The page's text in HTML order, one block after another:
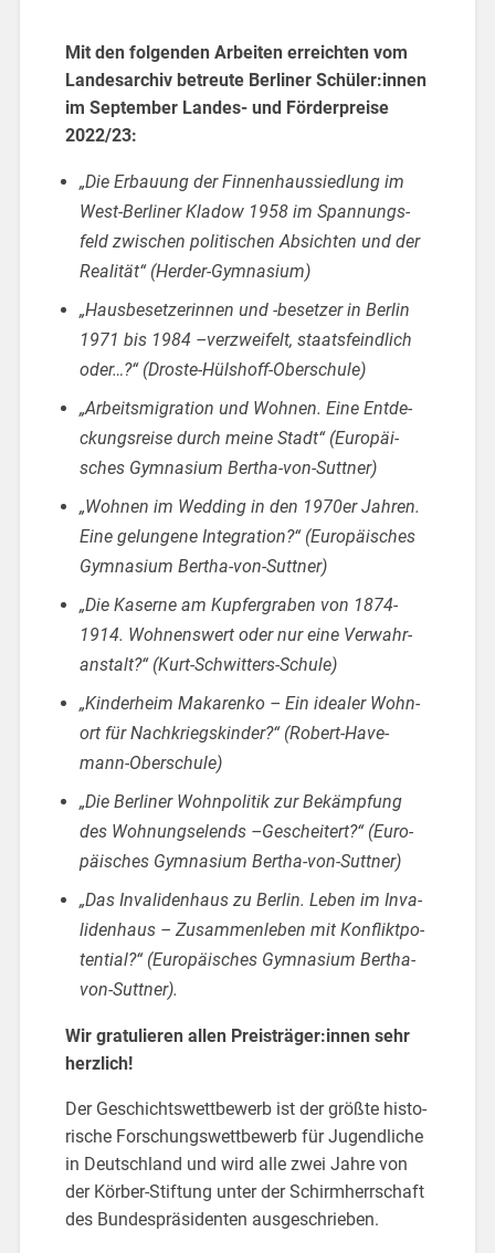
Mit den fol­gen­den Ar­bei­ten er­reich­ten vom
Lan­des­ar­chiv be­treu­te Ber­li­ner Schü­ler:innen
im Sep­tem­ber Lan­des- und För­der­prei­se
2022/23:
„Die Er­bau­ung der Fin­nen­haus­sied­lung im
West-Ber­li­ner Kla­dow 1958 im Span­nungs­
feld zwi­schen po­li­ti­schen Ab­sich­ten und der
Rea­li­tät“ (Her­der-Gym­na­si­um)
„Haus­be­set­ze­rin­nen und -be­set­zer in Ber­lin
1971 bis 1984 –ver­zwei­felt, staats­feind­lich
oder…?“ (Dros­te-Hüls­hoff-Ober­schu­le)
„Ar­beits­mi­gra­ti­on und Woh­nen. Eine Ent­de­
ckungs­rei­se durch meine Stadt“ (Eu­ro­päi­
sches Gym­na­si­um Ber­tha-von-Sutt­ner)
„Woh­nen im Wed­ding in den 1970er Jah­ren.
Eine ge­lun­ge­ne In­te­gra­ti­on?“ (Eu­ro­päi­sches
Gym­na­si­um Ber­tha-von-Sutt­ner)
„Die Ka­ser­ne am Kup­fer­gra­ben von 1874-
1914. Woh­nens­wert oder nur eine Ver­wahr­
an­stalt?“ (Kurt-Schwit­ters-Schu­le)
„Kin­der­heim Ma­ka­ren­ko – Ein idea­ler Wohn­
ort für Nach­kriegs­kin­der?“ (Ro­bert-Ha­ve­
mann-Ober­schu­le)
„Die Ber­li­ner Wohn­po­li­tik zur Be­kämp­fung
des Woh­nungs­elends –Ge­schei­tert?“ (Eu­ro­
päi­sches Gym­na­si­um Ber­tha-von-Sutt­ner)
„Das In­va­li­den­haus zu Ber­lin. Leben im In­va­
li­den­haus – Zu­sam­men­le­ben mit Kon­flikt­po­
ten­ti­al?“ (Eu­ro­päi­sches Gym­na­si­um Ber­tha-
von-Sutt­ner).
Wir gra­tu­lie­ren allen Preis­trä­ger:innen sehr
herz­lich!
Der Ge­schichts­wett­be­werb ist der größ­te his­to­
ri­sche For­schungs­wett­be­werb für Ju­gend­li­che
in Deutsch­land und wird alle zwei Jahre von
der Kör­ber-Stif­tung unter der Schirm­herr­schaft
des Bun­des­prä­si­den­ten aus­ge­schrie­ben.